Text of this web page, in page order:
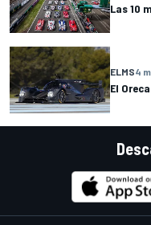
Las 10
ELMS4
El